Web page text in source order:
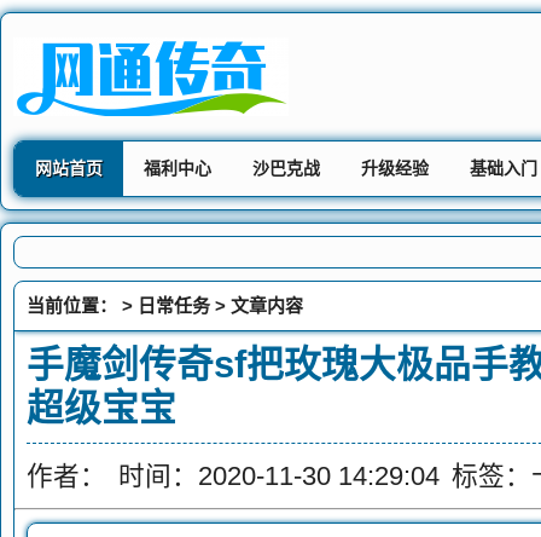
网站首页 福利中心 沙巴克战 升级经验 基础入门
当前位置： > 日常任务 > 文章内容
手魔剑传奇sf把玫瑰大极品手
超级宝宝
作者： 时间：2020-11-30 14:29:04 标签：